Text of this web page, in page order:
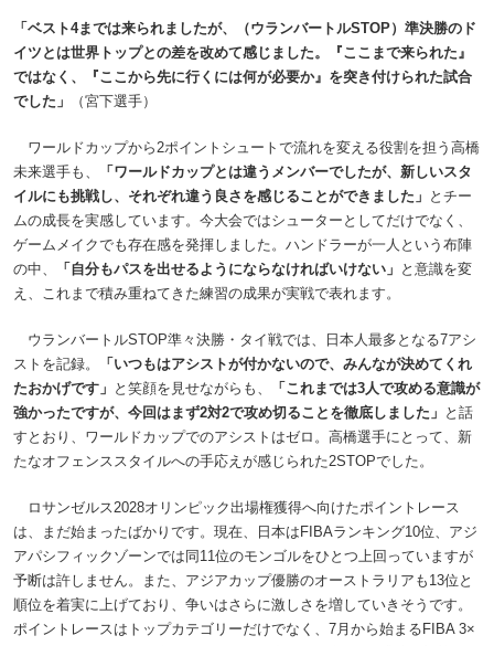
「ベスト4までは来られましたが、（ウランバートルSTOP）準決勝のド
イツとは世界トップとの差を改めて感じました。『ここまで来られた』
ではなく、『ここから先に行くには何が必要か』を突き付けられた試合
でした」
（宮下選手）
ワールドカップから2ポイントシュートで流れを変える役割を担う高橋
未来選手も、
「ワールドカップとは違うメンバーでしたが、新しいスタ
イルにも挑戦し、それぞれ違う良さを感じることができました」 とチー
ムの成長を実感しています。今大会ではシューターとしてだけでなく、
ゲームメイクでも存在感を発揮しました。ハンドラーが一人という布陣
の中、
「自分もパスを出せるようにならなければいけない」 と意識を変
え、これまで積み重ねてきた練習の成果が実戦で表れます。
ウランバートルSTOP準々決勝・タイ戦では、日本人最多となる7アシ
ストを記録。
「いつもはアシストが付かないので、みんなが決めてくれ
たおかげです」 と笑顔を見せながらも、
「これまでは3人で攻める意識が
強かったですが、今回はまず2対2で攻め切ることを徹底しました」 と話
すとおり、ワールドカップでのアシストはゼロ。高橋選手にとって、新
たなオフェンススタイルへの手応えが感じられた2STOPでした。
ロサンゼルス2028オリンピック出場権獲得へ向けたポイントレース
は、まだ始まったばかりです。現在、日本はFIBAランキング10位、アジ
アパシフィックゾーンでは同11位のモンゴルをひとつ上回っていますが
予断は許しません。また、アジアカップ優勝のオーストラリアも13位と
順位を着実に上げており、争いはさらに激しさを増していきそうです。
ポイントレースはトップカテゴリーだけでなく、7月から始まるFIBA 3×